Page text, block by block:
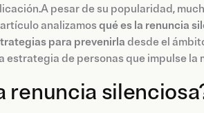
pesar de su popularidad,
analizamos qué es la renuncia
para prevenirla desde el
estrategia de personas que impulse la
renuncia